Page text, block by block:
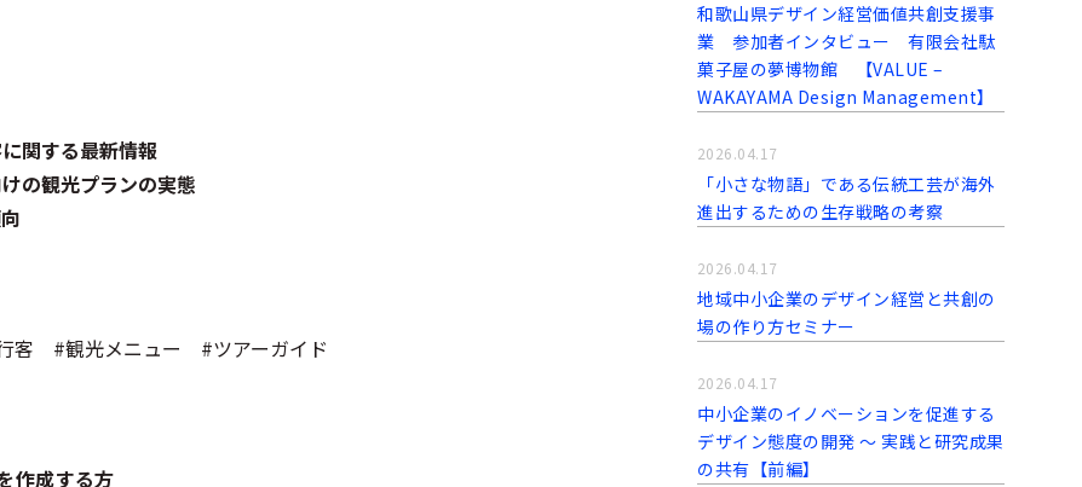
関する最新情報
の観光プランの実態
客 #観光メニュー #ツアーガイド
作成する方
和歌山県デザイン経営価値共創支援事
業 参加者インタビュー 有限会社駄
菓子屋の夢博物館 【VALUE –
WAKAYAMA Design Management】
「小さな物語」である伝統工芸が海外
進出するための生存戦略の考察
2026.04.17
地域中小企業のデザイン経営と共創の
場の作り方セミナー
2026.04.17
中小企業のイノベーションを促進する
デザイン態度の開発 〜 実践と研究成果
の共有【前編】
2026.04.17